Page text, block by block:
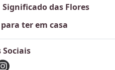
Significado das Flores
ter em casa
Sociais